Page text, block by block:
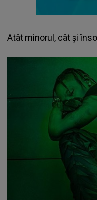
Atât minorul, cât şi